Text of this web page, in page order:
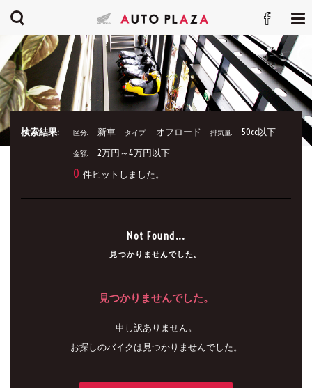
検索結果: 区分: 新車 タイプ: オフロード 排気量: 50cc以下
金額: 2万円～4万円以下
0 件ヒットしました。
Not Found...
見つかりませんでした。
見つかりませんでした。
申し訳ありません。
お探しのバイクは見つかりませんでした。